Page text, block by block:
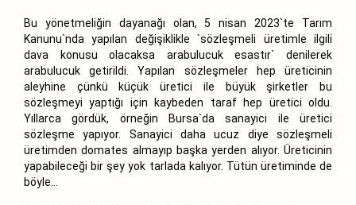
Bu yönetmeliğin dayanağı olan, 5 nisan 2023`te Tarım
Kanunu`nda yapılan değişiklikle `sözleşmeli üretimle ilgili
dava konusu olacaksa arabulucuk esastır` denilerek
arabulucuk getirildi. Yapılan sözleşmeler hep üreticinin
aleyhine çünkü küçük üretici ile büyük şirketler bu
sözleşmeyi yaptığı için kaybeden taraf hep üretici oldu.
Yıllarca gördük, örneğin Bursa`da sanayici ile üretici
sözleşme yapıyor. Sanayici daha ucuz diye sözleşmeli
üretimden domates almayıp başka yerden alıyor. Üreticinin
yapabileceği bir şey yok tarlada kalıyor. Tütün üretiminde de
böyle...